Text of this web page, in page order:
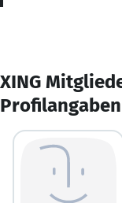
XING
Profilangaben